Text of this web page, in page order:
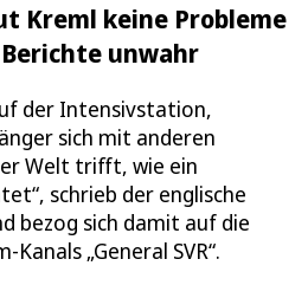
Kreml keine Probleme
unwahr
der Intensivstation,
sich mit anderen
Welt trifft, wie ein
schrieb der englische
bezog sich damit auf die
„General SVR“.